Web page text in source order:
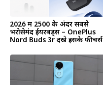
2026 में ₹2500 के अंदर सबसे
भरोसेमंद ईयरबड्स – OnePlus
Nord Buds 3r देंखे इसके फीचर्स